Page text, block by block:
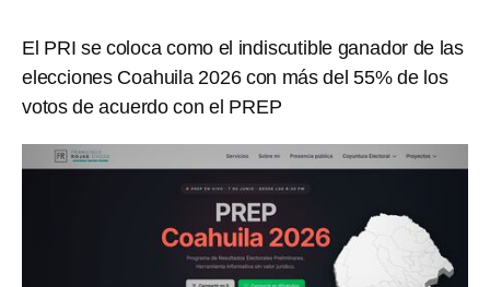
El PRI se coloca como el indiscutible ganador de las
elecciones Coahuila 2026 con más del 55% de los
votos de acuerdo con el PREP